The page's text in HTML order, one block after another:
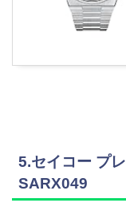
5.セイコー プ
SARX049